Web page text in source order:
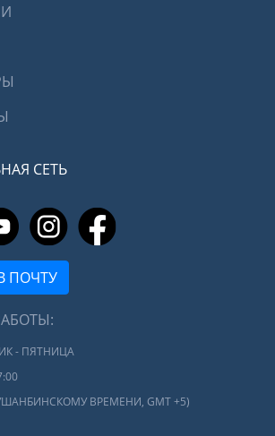
СЕТЬ
ПОЧТУ
- ПЯТНИЦА
ВРЕМЕНИ, GMT +5)